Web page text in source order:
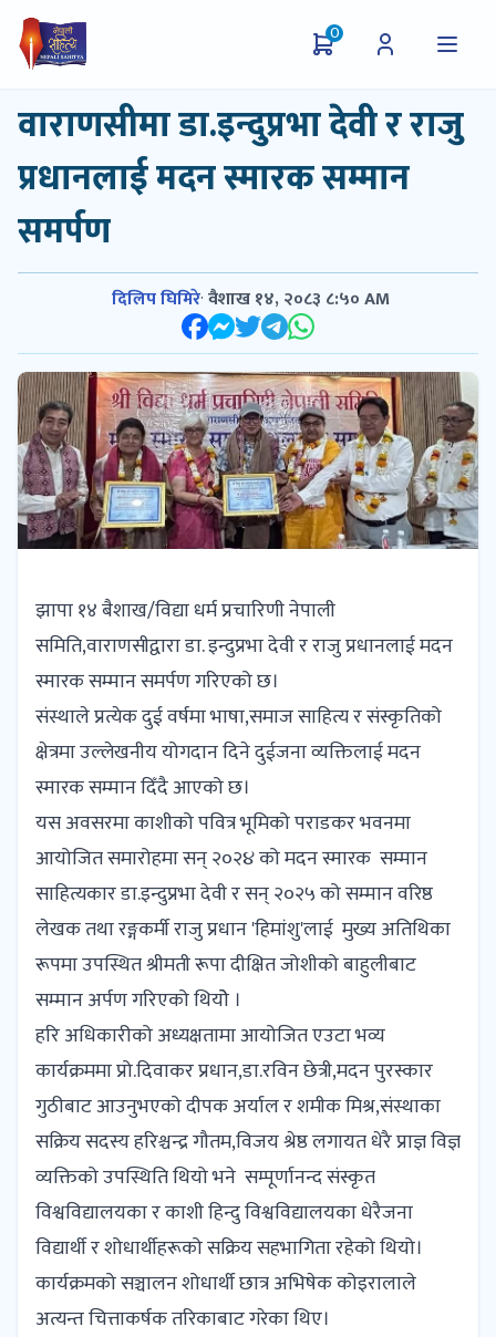
0
वाराणसीमा डा.इन्दुप्रभा देवी र राजु
प्रधानलाई मदन स्मारक सम्मान
समर्पण
दिलिप घिमिरे·वैशाख १४, २०८३ ८:५० AM
झापा १४ बैशाख/विद्या धर्म प्रचारिणी नेपाली
समिति,वाराणसीद्वारा डा. इन्दुप्रभा देवी र राजु प्रधानलाई मदन
स्मारक सम्मान समर्पण गरिएको छ।
संस्थाले प्रत्येक दुई वर्षमा भाषा,समाज साहित्य र संस्कृतिको
क्षेत्रमा उल्लेखनीय योगदान दिने दुईजना व्यक्तिलाई मदन
स्मारक सम्मान दिँदै आएको छ।
यस अवसरमा काशीको पवित्र भूमिको पराडकर भवनमा
आयोजित समारोहमा सन् २०२૪ को मदन स्मारक सम्मान
साहित्यकार डा.इन्दुप्रभा देवी र सन् २०२५ को सम्मान वरिष्ठ
लेखक तथा रङ्गकर्मी राजु प्रधान 'हिमांशु'लाई मुख्य अतिथिका
रूपमा उपस्थित श्रीमती रूपा दीक्षित जोशीको बाहुलीबाट
सम्मान अर्पण गरिएको थियोे ।
हरि अधिकारीको अध्यक्षतामा आयोजित एउटा भव्य
कार्यक्रममा प्रो.दिवाकर प्रधान,डा.रविन छेत्री,मदन पुरस्कार
गुठीबाट आउनुभएको दीपक अर्याल र शमीक मिश्र,संस्थाका
सक्रिय सदस्य हरिश्चन्द्र गौतम,विजय श्रेष्ठ लगायत धेरै प्राज्ञ विज्ञ
व्यक्तिको उपस्थिति थियो भने सम्पूर्णानन्द संस्कृत
विश्वविद्यालयका र काशी हिन्दु विश्वविद्यालयका धेरैजना
विद्यार्थी र शोधार्थीहरूको सक्रिय सहभागिता रहेको थियो।
कार्यक्रमको सञ्चालन शोधार्थी छात्र अभिषेक कोइरालाले
अत्यन्त चित्ताकर्षक तरिकाबाट गरेका थिए।